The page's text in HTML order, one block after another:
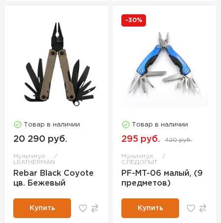
Товар в наличии
20 290 руб.
Мультитул
LEATHERMAN
Rebar Black Coyote
цв. Бежевый
Купить
-30%
Товар в наличии
295 руб. 420 руб.
Мультитул
СЛЕДОПЫТ
PF-MT-06 малый, (9
предметов)
Купить